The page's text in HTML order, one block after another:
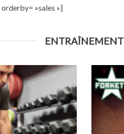
»sales »]
ENTRAÎNEMENT